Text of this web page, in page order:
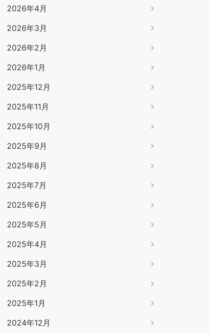
2026年4月
2026年3月
2026年2月
2026年1月
2025年12月
2025年11月
2025年10月
2025年9月
2025年8月
2025年7月
2025年6月
2025年5月
2025年4月
2025年3月
2025年2月
2025年1月
2024年12月